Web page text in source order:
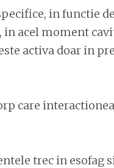
in functie
acel moment
activa doar in
care
trec in esofag